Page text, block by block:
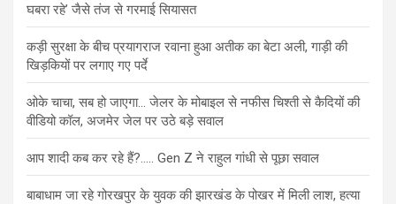
घबरा रहे’ जैसे तंज से गरमाई सियासत
कड़ी सुरक्षा के बीच प्रयागराज रवाना हुआ अतीक का बेटा अली, गाड़ी की
खिड़कियों पर लगाए गए पर्दे
ओके चाचा, सब हो जाएगा… जेलर के मोबाइल से नफीस चिश्ती से कैदियों की
वीडियो कॉल, अजमेर जेल पर उठे बड़े सवाल
आप शादी कब कर रहे हैं?….. Gen Z ने राहुल गांधी से पूछा सवाल
बाबाधाम जा रहे गोरखपुर के युवक की झारखंड के पोखर में मिली लाश, हत्या